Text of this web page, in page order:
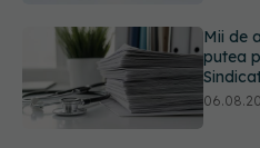
care
Sorin
este